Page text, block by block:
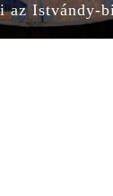
az Istvándy-